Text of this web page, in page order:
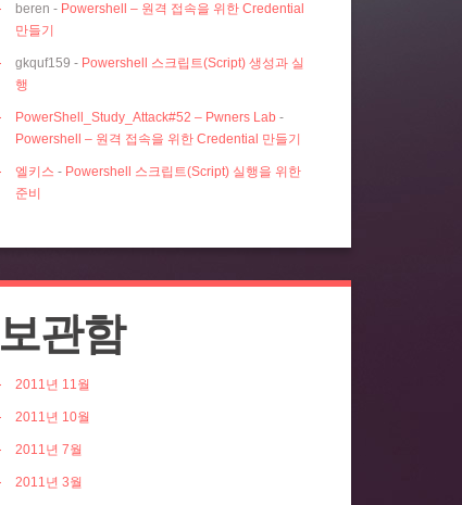
beren - Powershell – 원격 접속을 위한 Credential
만들기
gkquf159 - Powershell 스크립트(Script) 생성과 실
행
PowerShell_Study_Attack#52 – Pwners Lab -
Powershell – 원격 접속을 위한 Credential 만들기
엘키스 - Powershell 스크립트(Script) 실행을 위한
준비
보관함
2011년 11월
2011년 10월
2011년 7월
2011년 3월